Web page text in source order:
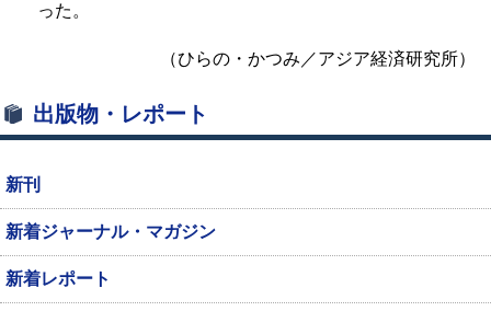
った。
（ひらの・かつみ／アジア経済研究所）
出版物・レポート
新刊
新着ジャーナル・マガジン
新着レポート